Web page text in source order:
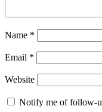
Name *
Email *
Website
Notify me of follow-